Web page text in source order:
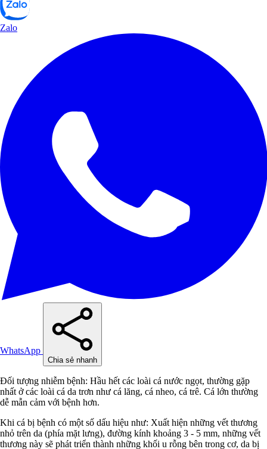
Zalo
WhatsApp
Chia sẻ nhanh
Đối tượng nhiễm bệnh: Hầu hết các loài cá nước ngọt, thường gặp
nhất ở các loài cá da trơn như cá lăng, cá nheo, cá trê. Cá lớn thường
dễ mẫn cảm với bệnh hơn.
Khi cá bị bệnh có một số dấu hiệu như: Xuất hiện những vết thương
nhỏ trên da (phía mặt lưng), đường kính khoảng 3 - 5 mm, những vết
thương này sẽ phát triển thành những khối u rỗng bên trong cơ, da bị